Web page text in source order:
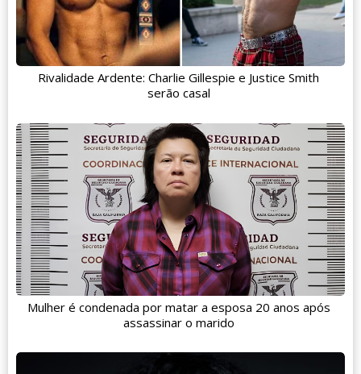
Rivalidade Ardente: Charlie Gillespie e Justice Smith
serão casal
Mulher é condenada por matar a esposa 20 anos após
assassinar o marido